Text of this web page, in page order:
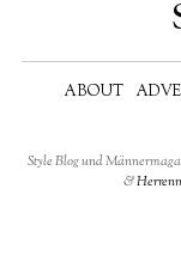
ABOUT
Style Blog und
&